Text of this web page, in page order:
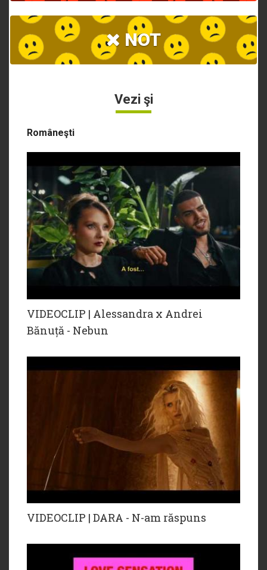
NOT
Vezi şi
Româneşti
VIDEOCLIP | Alessandra x Andrei
Bănuță - Nebun
VIDEOCLIP | DARA - N-am răspuns